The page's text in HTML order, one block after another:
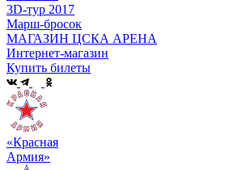
3D-тур 2017
Марш-бросок
МАГАЗИН ЦСКА АРЕНА
Интернет-магазин
Купить билеты
«Красная
Армия»